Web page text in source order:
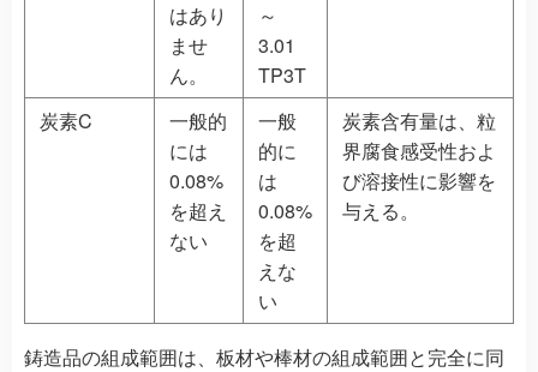
はあり
ませ
ん。
～
3.01
TP3T
炭素C
一般的
には
0.08%
を超え
ない
一般
的に
は
0.08%
を超
えな
い
炭素含有量は、粒
界腐食感受性およ
び溶接性に影響を
与える。
鋳造品の組成範囲は、板材や棒材の組成範囲と完全に同